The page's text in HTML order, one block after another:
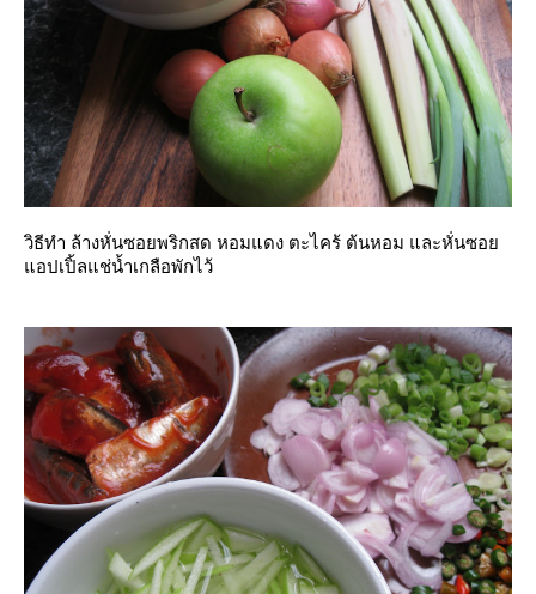
วิธีทำ ล้างหั่นซอยพริกสด หอมแดง ตะไคร้ ต้นหอม และหั่นซอ
อปเปิ้ลแช่น้ำเกลือพักไว้